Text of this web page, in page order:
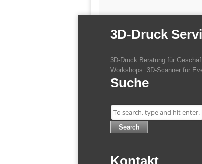
3D-Druck
3D-Druck Beratung für
Workshops. 3D-Scanner für
Suche
Search